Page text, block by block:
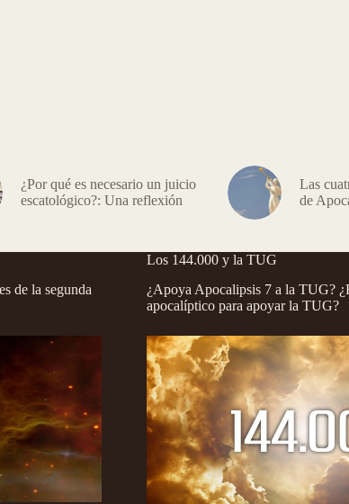
¿Por qué es necesario un juicio
escatológico?: Una reflexión
Las
de
de la segunda
Los 144.000 y la TUG
¿Apoya Apocalipsis 7 a la TUG?
apocalíptico para apoyar la TUG?